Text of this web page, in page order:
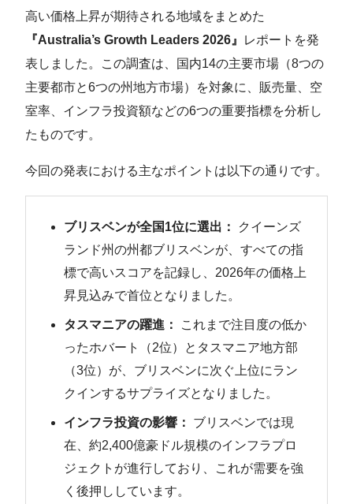
高い価格上昇が期待される地域をまとめた
『Australia’s Growth Leaders 2026』
レポートを発
表しました。この調査は、国内14の主要市場（8つの
主要都市と6つの州地方市場）を対象に、販売量、空
室率、インフラ投資額などの6つの重要指標を分析し
たものです。
今回の発表における主なポイントは以下の通りです。
ブリスベンが全国1位に選出：
クイーンズ
ランド州の州都ブリスベンが、すべての指
標で高いスコアを記録し、2026年の価格上
昇見込みで首位となりました。
タスマニアの躍進：
これまで注目度の低か
ったホバート（2位）とタスマニア地方部
（3位）が、ブリスベンに次ぐ上位にラン
クインするサプライズとなりました。
インフラ投資の影響：
ブリスベンでは現
在、約2,400億豪ドル規模のインフラプロ
ジェクトが進行しており、これが需要を強
く後押ししています。